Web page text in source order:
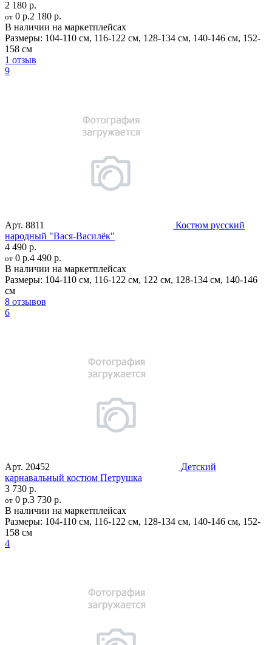
2 180 р.
от 0 р.2 180 р.
В наличии на маркетплейсах
Размеры: 104-110 см, 116-122 см, 128-134 см, 140-146 см, 152-
158 см
1 отзыв
9
Арт. 8811
Костюм русский
народный "Вася-Василёк"
4 490 р.
от 0 р.4 490 р.
В наличии на маркетплейсах
Размеры: 104-110 см, 116-122 см, 122 см, 128-134 см, 140-146
см
8 отзывов
6
Арт. 20452
Детский
карнавальный костюм Петрушка
3 730 р.
от 0 р.3 730 р.
В наличии на маркетплейсах
Размеры: 104-110 см, 116-122 см, 128-134 см, 140-146 см, 152-
158 см
4